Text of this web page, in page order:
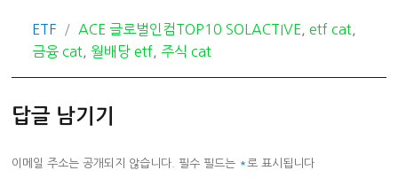
카
테
ETF
태
그
ACE 글로벌인컴TOP10 SOLACTIVE etf cat
금융 cat
월배당 etf 주식 cat
답글 남기기
이메일 주소는 공개되지 않습니다. 필수 필드는 *로 표시됩니다